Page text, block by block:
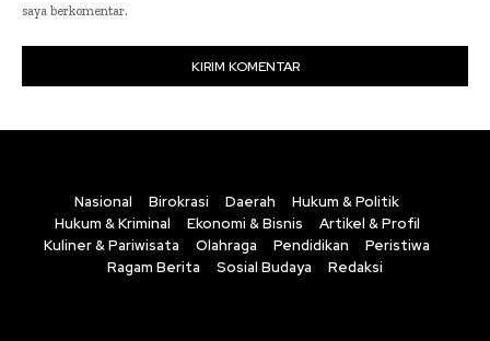
saya berkomentar.
Nasional Birokrasi Daerah
Hukum & Politik
Hukum & Kriminal
Ekonomi & Bisnis
Artikel & Profil
Kuliner & Pariwisata
Olahraga Pendidikan
Peristiwa
Ragam Berita
Sosial Budaya Redaksi